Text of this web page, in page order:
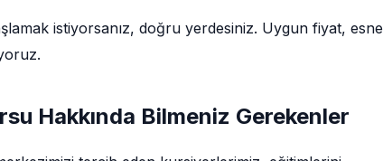
istiyorsanız, doğru yerdesiniz. Uygun fiyat,
Hakkında Bilmeniz Gerekenler